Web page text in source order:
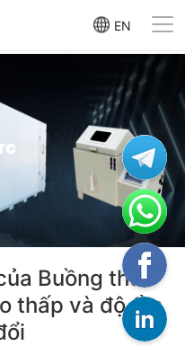
EN
Buồng thử
thấp và độ ẩm